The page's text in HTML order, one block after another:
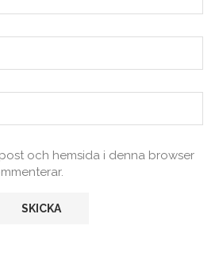
och hemsida i denna browser